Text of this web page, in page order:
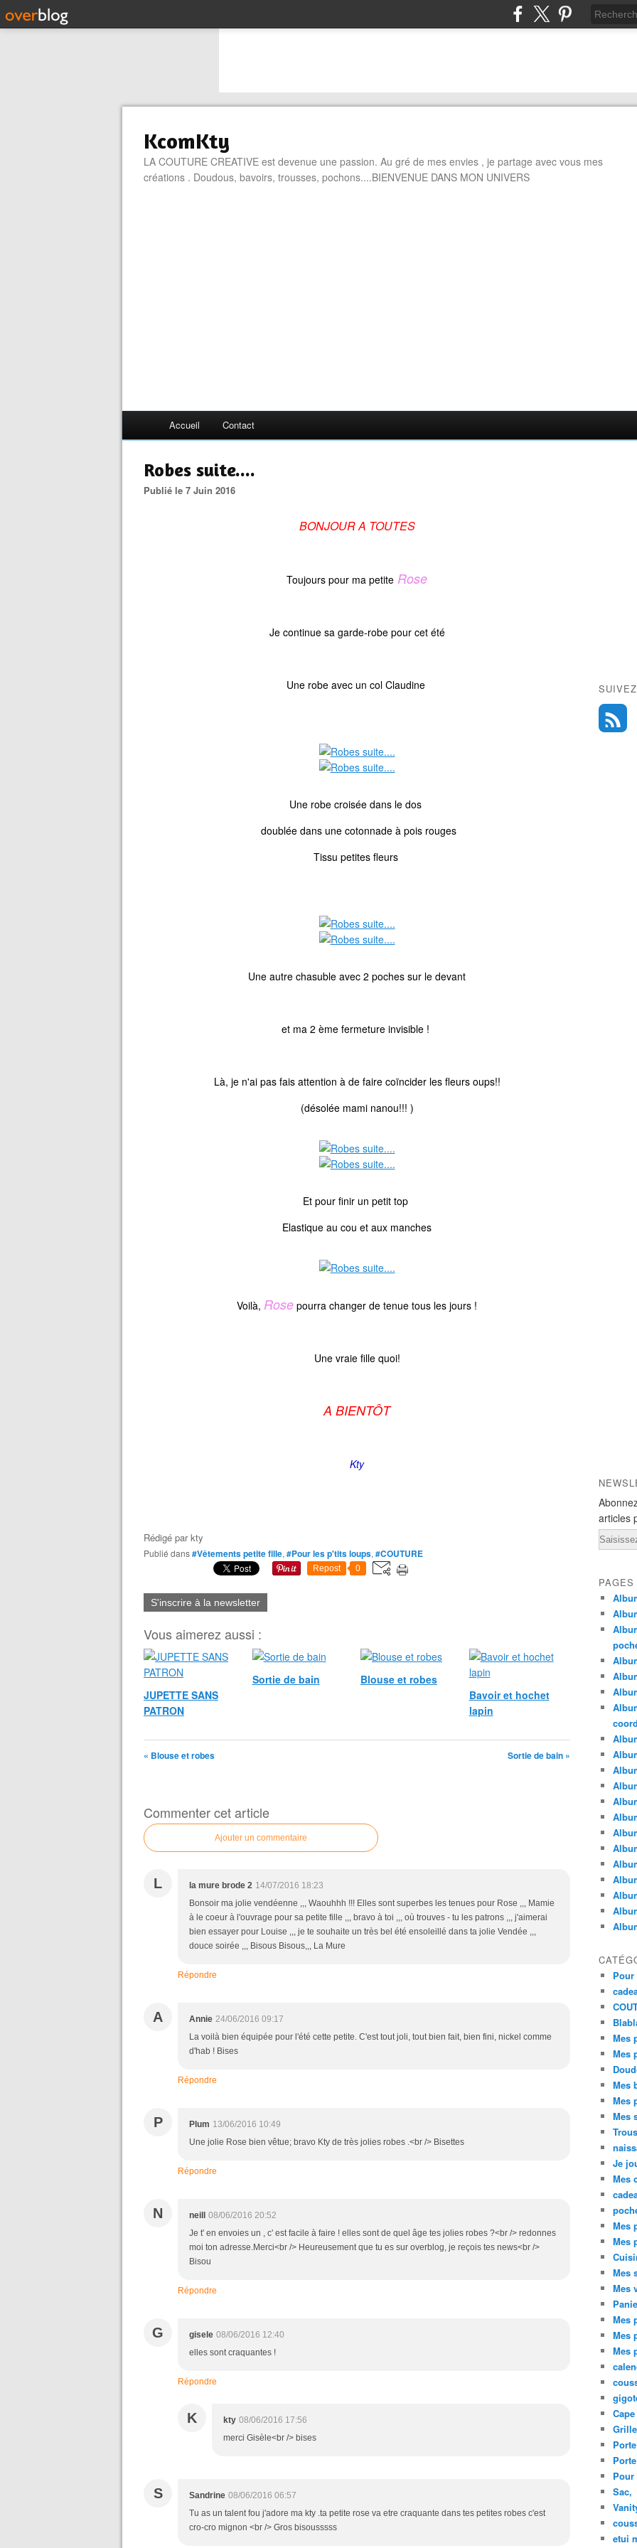
KcomKty
LA COUTURE CREATIVE est devenue une passion. Au gré de mes envies , je partage avec vous mes
créations . Doudous, bavoirs, trousses, pochons....BIENVENUE DANS MON UNIVERS
Accueil Contact
Robes suite....
Publié le 7 Juin 2016
BONJOUR A TOUTES
Toujours pour ma petite Rose
Je continue sa garde-robe pour cet été
Une robe avec un col Claudine
Une robe croisée dans le dos
doublée dans une cotonnade à pois rouges
Tissu petites fleurs
Une autre chasuble avec 2 poches sur le devant
et ma 2 ème fermeture invisible !
Là, je n'ai pas fais attention à de faire coïncider les fleurs oups!!
(désolée mami nanou!!! )
Et pour finir un petit top
Elastique au cou et aux manches
Voilà, Rose pourra changer de tenue tous les jours !
Une vraie fille quoi!
A BIENTÔT
Kty
Rédigé parkty
Publié dans#Vêtements petite fille, #Pour les p'tits loups, #COUTURE
Repost 0
S'inscrire à la newsletter
Vous aimerez aussi :
JUPETTE SANS
PATRON
Sortie de bain
Blouse et robes
Bavoir et hochet
lapin
« Blouse et robes Sortie de bain »
Commenter cet article
Ajouter un commentaire
L la mure brode 2 14/07/2016 18:23
Bonsoir ma jolie vendéenne ,,, Waouhhh !!! Elles sont superbes les tenues pour Rose ,,, Mamie
à le coeur à l'ouvrage pour sa petite fille ,,, bravo à toi ,,, où trouves - tu les patrons ,,, j'aimerai
bien essayer pour Louise ,,, je te souhaite un très bel été ensoleillé dans ta jolie Vendée ,,,
douce soirée ,,, Bisous Bisous,,, La Mure
Répondre
A Annie 24/06/2016 09:17
La voilà bien équipée pour l'été cette petite. C'est tout joli, tout bien fait, bien fini, nickel comme
d'hab ! Bises
Répondre
P Plum 13/06/2016 10:49
Une jolie Rose bien vêtue; bravo Kty de très jolies robes .<br /> Bisettes
Répondre
N neill
08/06/2016 20:52
Je t' en envoies un , c' est facile à faire ! elles sont de quel âge tes jolies robes ?<br /> redonnes
moi ton adresse.Merci<br /> Heureusement que tu es sur overblog, je reçois tes news<br />
Bisou
Répondre
G gisele 08/06/2016 12:40
elles sont craquantes !
Répondre
K kty 08/06/2016 17:56
merci Gisèle<br /> bises
S Sandrine 08/06/2016 06:57
Tu as un talent fou j'adore ma kty .ta petite rose va etre craquante dans tes petites robes c'est
cro-cro mignon <br /> Gros bisousssss
articles
Email
PAGES
Mes
Mes
Mes
Mes
Mes
Je
Mes
Mes
Mes
Mes
Mes
Mes
Mes
Mes
Sac,
etui